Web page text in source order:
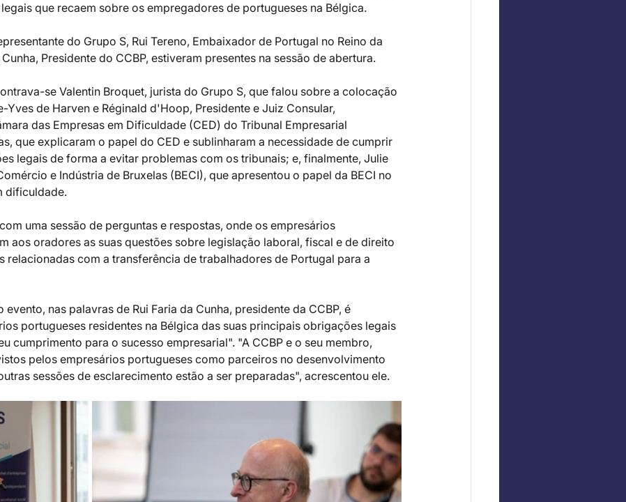
que recaem sobre os empregadores de portugueses na Bélgica.
do Grupo S, Rui Tereno, Embaixador de Portugal no Reino da
Presidente do CCBP, estiveram presentes na sessão de abertura.
se Valentin Broquet, jurista do Grupo S, que falou sobre a colocação
Yves de Harven e Réginald d'Hoop, Presidente e Juiz Consular,
das Empresas em Dificuldade (CED) do Tribunal Empresarial
que explicaram o papel do CED e sublinharam a necessidade de cumprir
legais de forma a evitar problemas com os tribunais; e, finalmente, Julie
e Indústria de Bruxelas (BECI), que apresentou o papel da BECI no
dificuldade.
uma sessão de perguntas e respostas, onde os empresários
aos oradores as suas questões sobre legislação laboral, fiscal e de direito
relacionadas com a transferência de trabalhadores de Portugal para a
nas palavras de Rui Faria da Cunha, presidente da CCBP, é
portugueses residentes na Bélgica das suas principais obrigações legais
cumprimento para o sucesso empresarial". "A CCBP e o seu membro,
pelos empresários portugueses como parceiros no desenvolvimento
sessões de esclarecimento estão a ser preparadas", acrescentou ele.